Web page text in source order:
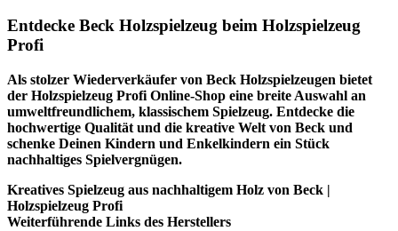
Entdecke Beck Holzspielzeug beim Holzspielzeug
Profi
Als stolzer Wiederverkäufer von Beck Holzspielzeugen bietet
der Holzspielzeug Profi Online-Shop eine breite Auswahl an
umweltfreundlichem, klassischem Spielzeug. Entdecke die
hochwertige Qualität und die kreative Welt von Beck und
schenke Deinen Kindern und Enkelkindern ein Stück
nachhaltiges Spielvergnügen.
Kreatives Spielzeug aus nachhaltigem Holz von Beck |
Holzspielzeug Profi
Weiterführende Links des Herstellers